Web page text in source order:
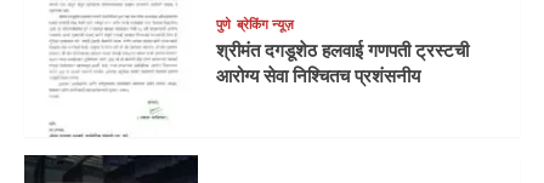
पुणे ब्रेकिंग न्यूज़
श्रीमंत दगडूशेठ हलवाई गणपती ट्रस्टची
आरोग्य सेवा निश्चितच प्रशंसनीय